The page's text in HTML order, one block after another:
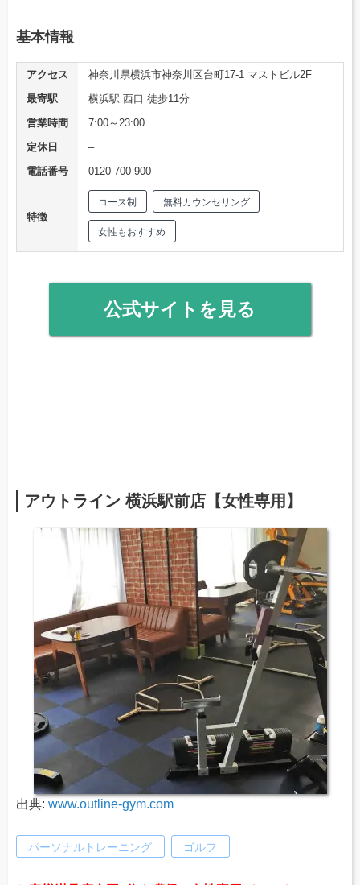
基本情報
アクセス
神奈川県横浜市神奈川区台町17-1 マストビル2F
最寄駅
横浜駅 西口 徒歩11分
営業時間
7:00～23:00
定休日
–
電話番号
0120-700-900
特徴
コース制 無料カウンセリング
女性もおすすめ
公式サイトを見る
アウトライン 横浜駅前店【女性専用】
出典: www.outline-gym.com
パーソナルトレーニング ゴルフ